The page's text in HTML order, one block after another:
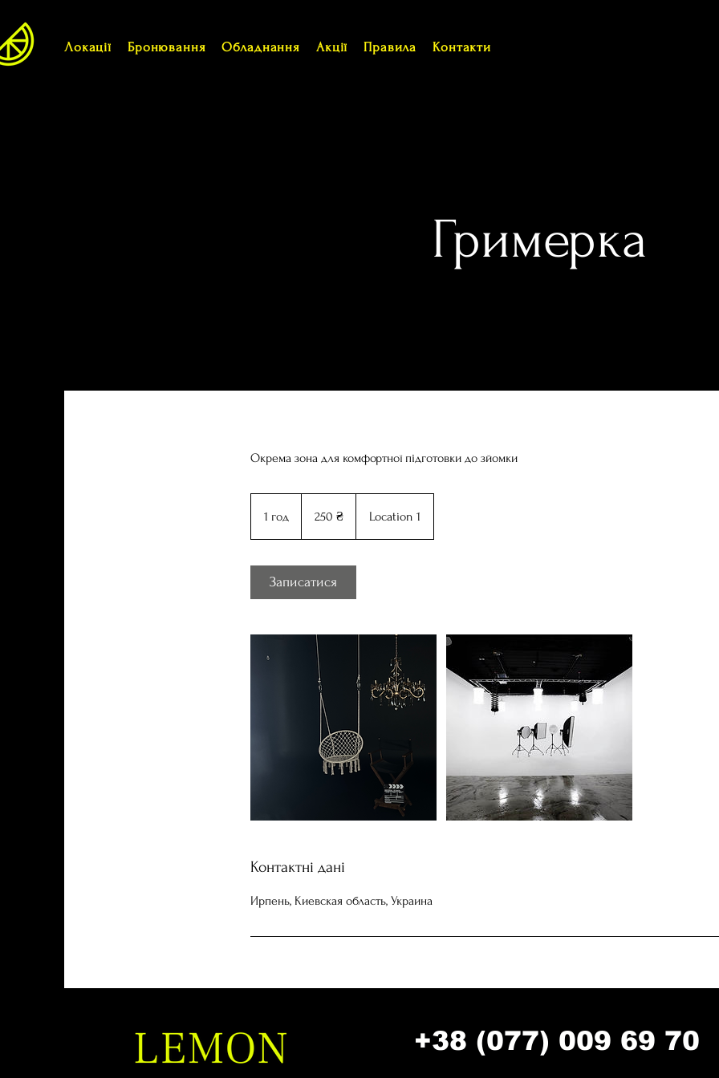
Локації Бронювання Обладнання Акції Правила Контакти
Гримерка
Окрема зона для комфортної підготовки до зйомки
1 год
г
гривень
250 ₴ Location 1
Записатися
Контактні дані
Ирпень, Киевская область, Украина
+38 (077) 009 69 70